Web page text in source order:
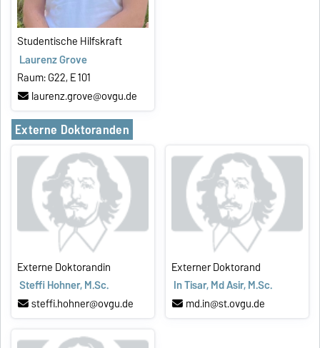
Studentische Hilfskraft
Laurenz Grove
Raum: G22, E 101
laurenz.grove@ovgu.de
Externe Doktoranden
Externe Doktorandin
Steffi Hohner, M.Sc.
steffi.hohner@ovgu.de
Externer Doktorand
In Tisar, Md Asir, M.Sc.
md.in@st.ovgu.de